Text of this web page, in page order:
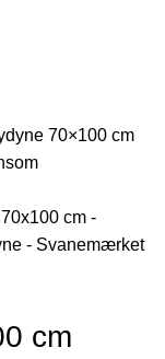
70×100 cm
cm